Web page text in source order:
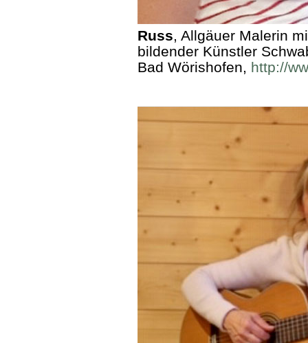
Russ, Allgäuer Malerin
bildender Künstler
Bad Wörishofen, http://